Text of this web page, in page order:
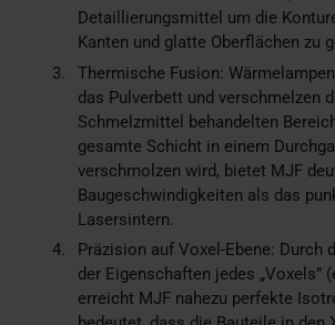
Detaillierungsmittel um die
Kanten und glatte Oberflächen zu
Thermische Fusion:
das Pulverbett und verschmelzen
Schmelzmittel behandelten
gesamte Schicht in einem
verschmolzen wird, bietet MJF
Baugeschwindigkeiten als das
Lasersintern.
Präzision auf Voxel-Ebene: Durch
der Eigenschaften jedes „Voxels”
erreicht MJF nahezu perfekte